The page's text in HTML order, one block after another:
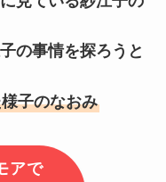
の事情を探ろうと
子のなおみ
アで